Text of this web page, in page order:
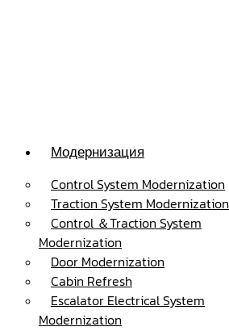
Модернизация
Control System Modernization
Traction System Modernization
Control ＆Traction System
Modernization
Door Modernization
Cabin Refresh
Escalator Electrical System
Modernization